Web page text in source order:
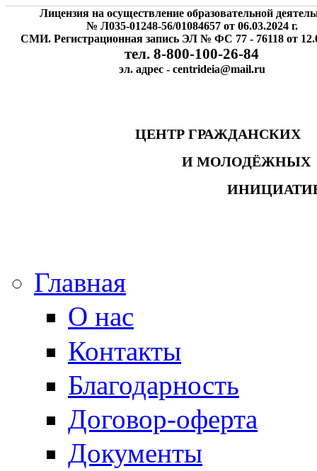
Лицензия на осуществление образовательной
№ Л035-01248-56/01084657 от 06.03.2024 г.
СМИ. Регистрационная запись ЭЛ № ФС 77 - 76118 от
тел. 8-800-100-26-84
эл. адрес - centrideia@mail.ru
ЦЕНТР
И
Главная
О нас
Контакты
Благодарность
Договор-оферта
Документы